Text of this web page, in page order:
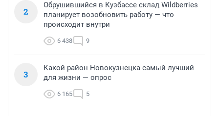
2
Обрушившийся в Кузбассе склад Wildberries
планирует возобновить работу — что
происходит внутри
6 438 9
3
Какой район Новокузнецка самый лучший
для жизни — опрос
6 165 5